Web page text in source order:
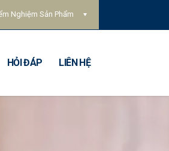
Nghiệm Sản Phẩm
HỎI ĐÁP LIÊN HỆ